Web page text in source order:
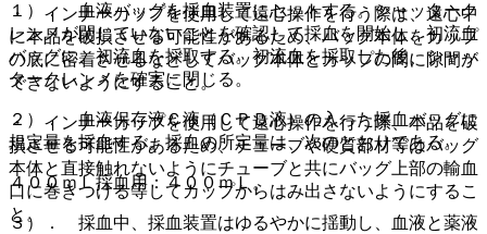
１）． 血液バッグを採血装置にセットする。シャッターク
レンメが閉じていないことを確認して採血を開始し、初流血
バッグに、初流血を採取する。初流血を採取した後、シャッ
タークレンメを確実に閉じる。
２）． 血液保存液Ｃ液（ＣＰＤ液）の入った採血バッグに
規定量を採血する。採血の所定量は、次のとおりである。
４００ｍＬ採血用：４００ｍＬ。
３）． 採血中、採血装置はゆるやかに揺動し、血液と薬液
・ インナーカップを使用して遠心操作を行う際は、遠心中
に本品を破損させる可能性があるため、バッグ本体をカップ
の底に密着させるなどしてバッグ本体とカップの間に隙間が
できないようにすること。
・ インナーカップを使用して遠心操作を行う際、本品を破
損させる可能性があるため、チューブや硬質部材等はバッグ
本体と直接触れないようにチューブと共にバッグ上部の輸血
口に巻きつける等してカップからはみ出さないようにするこ
と。